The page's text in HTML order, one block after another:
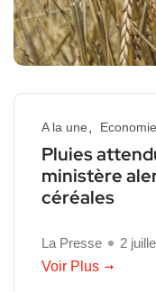
A la une Economie
Pluies
ministère
céréales
La Presse
2
Voir Plus